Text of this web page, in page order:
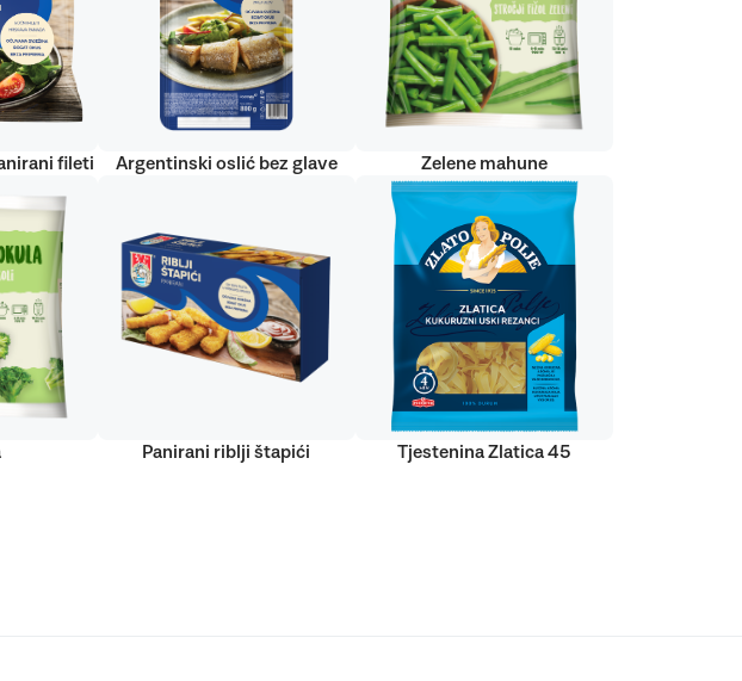
fileti Argentinski oslić bez glave Zelene mahune
Panirani riblji štapići Tjestenina Zlatica 45